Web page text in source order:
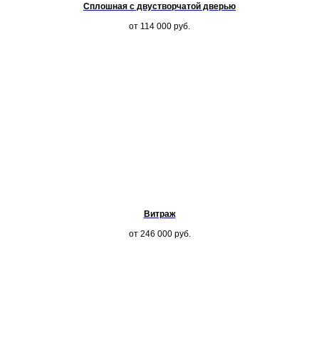
Сплошная с двустворчатой дверью
от 114 000 руб.
Витраж
от 246 000 руб.